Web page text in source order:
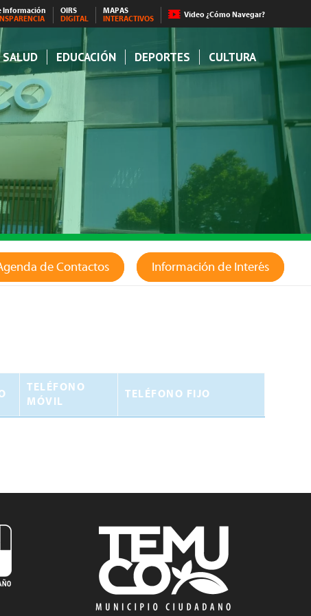
Información
OIRS
DIGITAL
MAPAS
INTERACTIVOS
Video ¿Cómo Navegar?
SALUD EDUCACIÓN DEPORTES CULTURA
de Contactos Información de Interés
TELÉFONO
MÓVIL
TELÉFONO FIJO